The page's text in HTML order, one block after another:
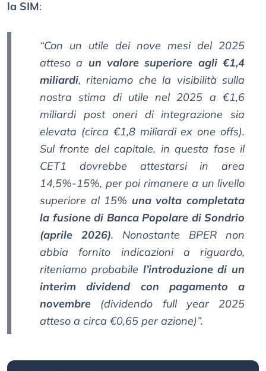
la SIM:
“Con un utile dei nove mesi del 2025
atteso a un valore superiore agli €1,4
miliardi, riteniamo che la visibilità sulla
nostra stima di utile nel 2025 a €1,6
miliardi post oneri di integrazione sia
elevata (circa €1,8 miliardi ex one offs).
Sul fronte del capitale, in questa fase il
CET1 dovrebbe attestarsi in area
14,5%-15%, per poi rimanere a un livello
superiore al 15% una volta completata
la fusione di Banca Popolare di Sondrio
(aprile 2026). Nonostante BPER non
abbia fornito indicazioni a riguardo,
riteniamo probabile l’introduzione di un
interim dividend con pagamento a
novembre (dividendo full year 2025
atteso a circa €0,65 per azione)”.